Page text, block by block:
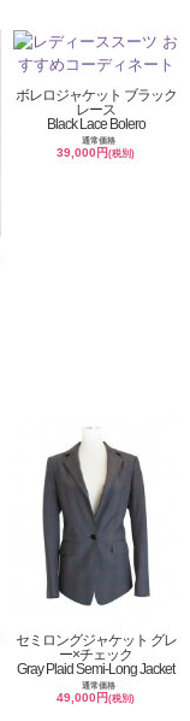
ボレロジャケット ブラック
レース
Black Lace Bolero
通常価格
39,000円(税別)
セミロングジャケット グレ
ー×チェック
Gray Plaid Semi-Long Jacket
通常価格
49,000円(税別)